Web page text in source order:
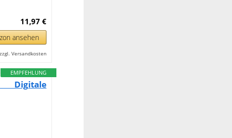
11,97 €
ansehen
Versandkosten
EMPFEHLUNG
Digitale